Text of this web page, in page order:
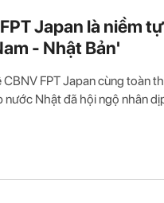
Japan là niềm
- Nhật Bản'
FPT Japan cùng toàn
Nhật đã hội ngộ nhân